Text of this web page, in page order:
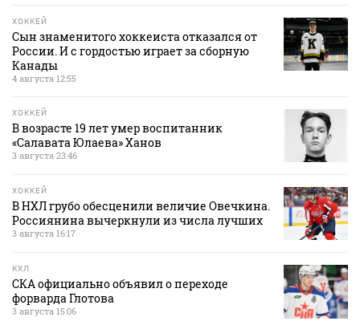
ХОККЕЙ
Сын знаменитого хоккеиста отказался от
России. И с гордостью играет за сборную
Канады
4 августа 12:55
ХОККЕЙ
В возрасте 19 лет умер воспитанник
«Салавата Юлаева» Ханов
3 августа 23:46
ХОККЕЙ
В НХЛ грубо обесценили величие Овечкина.
Россиянина вычеркнули из числа лучших
3 августа 16:17
КХЛ
СКА официально объявил о переходе
форварда Глотова
3 августа 15:06